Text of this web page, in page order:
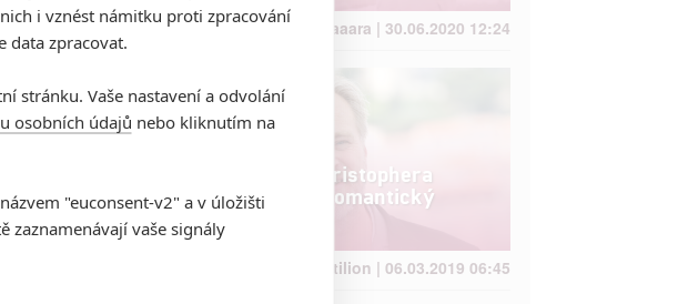
Jaaaara | 30.06.2020 12:24
Nový film Christophera
Nolana jako romantický
thriller?
kotilion | 06.03.2019 06:45
i vznést námitku proti zpracování
data zpracovat.
stránku. Vaše nastavení a odvolání
osobních údajů nebo kliknutím na
"euconsent-v2" a v úložišti
zaznamenávají vaše signály